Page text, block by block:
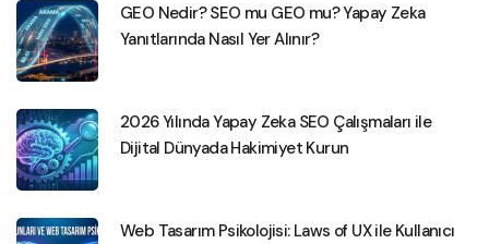
GEO Nedir? SEO mu GEO mu? Yapay Zeka
Yanıtlarında Nasıl Yer Alınır?
2026 Yılında Yapay Zeka SEO Çalışmaları ile
Dijital Dünyada Hakimiyet Kurun
Web Tasarım Psikolojisi: Laws of UX ile Kullanıcı